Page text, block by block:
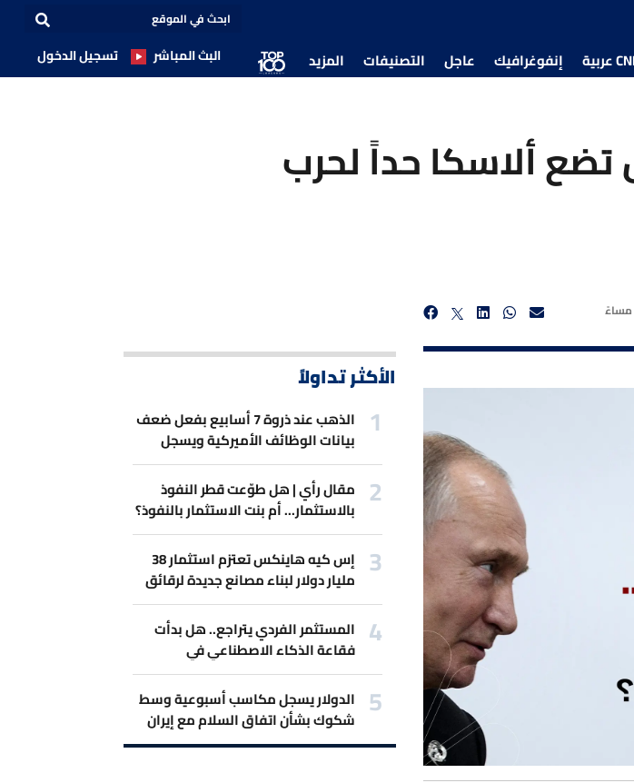
إنفوغرافيك عاجل التصنيفات المزيد البث المباشر تسجيل الدخول
ألاسكا حداً لحرب
الأكثر تداولاً
الذهب عند ذروة 7 أسابيع بفعل ضعف
بيانات الوظائف الأميركية ويسجل
أفضل مكاسب أسبوعية
مقال رأي | هل طوّعت قطر النفوذ
بالاستثمار... أم بنت الاستثمار بالنفوذ؟
إس كيه هاينكس تعتزم استثمار 38
مليار دولار لبناء مصانع جديدة لرقائق
الذاكرة
المستثمر الفردي يتراجع.. هل بدأت
فقاعة الذكاء الاصطناعي في
الانكماش؟
الدولار يسجل مكاسب أسبوعية وسط
شكوك بشأن اتفاق السلام مع إيران